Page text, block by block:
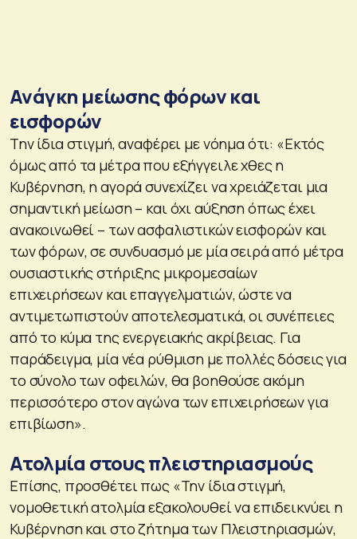
Ανάγκη μείωσης φόρων και
εισφορών
Την ίδια στιγμή, αναφέρει με νόημα ότι: «Εκτός
όμως από τα μέτρα που εξήγγειλε χθες η
Κυβέρνηση, η αγορά συνεχίζει να χρειάζεται μια
σημαντική μείωση – και όχι αύξηση όπως έχει
ανακοινωθεί – των ασφαλιστικών εισφορών και
των φόρων, σε συνδυασμό με μία σειρά από μέτρα
ουσιαστικής στήριξης μικρομεσαίων
επιχειρήσεων και επαγγελματιών, ώστε να
αντιμετωπιστούν αποτελεσματικά, οι συνέπειες
από το κύμα της ενεργειακής ακρίβειας. Για
παράδειγμα, μία νέα ρύθμιση με πολλές δόσεις για
το σύνολο των οφειλών, θα βοηθούσε ακόμη
περισσότερο στον αγώνα των επιχειρήσεων για
επιβίωση».
Ατολμία στους πλειστηριασμούς
Επίσης, προσθέτει πως «Την ίδια στιγμή,
νομοθετική ατολμία εξακολουθεί να επιδεικνύει η
Κυβέρνηση και στο ζήτημα των Πλειστηριασμών,